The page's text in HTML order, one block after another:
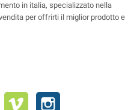
in italia, specializzato nella
per offrirti il miglior prodotto e
YouTube Vimeo